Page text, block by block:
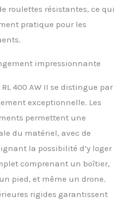
dédié à l'appareil photo
en une valise cabine
COMPATIBLE AVEC
ORDINATEURS : la poche
permet de protéger un
et une tablette 10" pour
portée
roulettes résistantes, ce qui
pratique pour les
impressionnante
400 AW II se distingue par
exceptionnelle. Les
permettent une
du matériel, avec de
la possibilité d’y loger
comprenant un boîtier,
pied, et même un drone.
rigides garantissent